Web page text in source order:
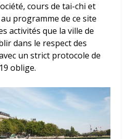
cours de tai-chi et
programme de ce site
activités que la ville de
dans le respect des
un strict protocole de
oblige.